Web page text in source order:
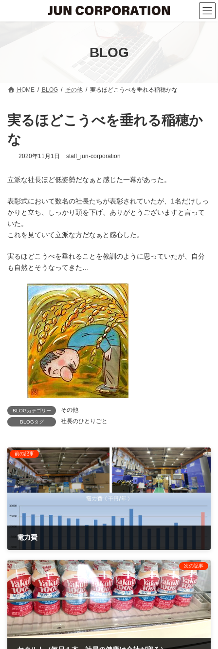
テ
ゲ
BLOG
HOME BLOG その他 実るほどこうべを垂れる稲穂かな
実るほどこうべを垂れる稲穂か
な
2020年11月1日 staff_jun-corporation
立派な社長ほど低姿勢だなぁと感じた一幕があった。
表彰式において数名の社長たちが表彰されていたが、1名だけしっ
かりと立ち、しっかり頭を下げ、ありがとうございますと言って
いた。
これを見ていて立派な方だなぁと感心した。
実るほどこうべを垂れることを教訓のように思っていたが、自分
も自然とそうなってきた…
BLOGカテゴリー その他
BLOGタグ 社長のひとりごと
前の記事
電力費
次の記事